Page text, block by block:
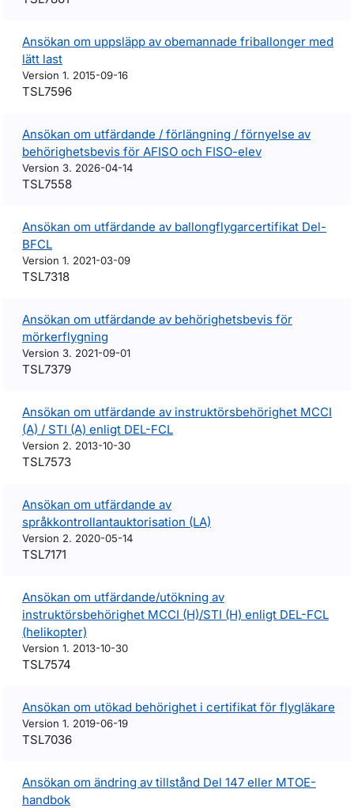
Ansökan om uppsläpp av obemannade friballonger med
lätt last
Version 1. 2015-09-16
TSL7596
Ansökan om utfärdande / förlängning / förnyelse av
behörighetsbevis för AFISO och FISO-elev
Version 3. 2026-04-14
TSL7558
Ansökan om utfärdande av ballongflygarcertifikat Del-
BFCL
Version 1. 2021-03-09
TSL7318
Ansökan om utfärdande av behörighetsbevis för
mörkerflygning
Version 3. 2021-09-01
TSL7379
Ansökan om utfärdande av instruktörsbehörighet MCCI
(A) / STI (A) enligt DEL-FCL
Version 2. 2013-10-30
TSL7573
Ansökan om utfärdande av
språkkontrollantauktorisation (LA)
Version 2. 2020-05-14
TSL7171
Ansökan om utfärdande/utökning av
instruktörsbehörighet MCCI (H)/STI (H) enligt DEL-FCL
(helikopter)
Version 1. 2013-10-30
TSL7574
Ansökan om utökad behörighet i certifikat för flygläkare
Version 1. 2019-06-19
TSL7036
Ansökan om ändring av tillstånd Del 147 eller MTOE-
handbok